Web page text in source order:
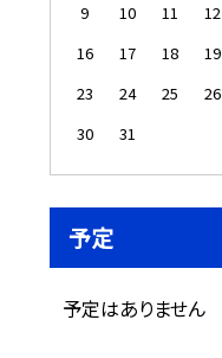
9
10 11 12
16
17 18 19
23
24 25 26
30
31
予定
予定はありません